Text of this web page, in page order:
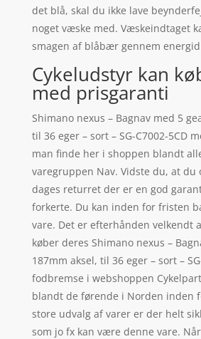
det blå, skal du ikke lave
noget væske med. Væskeindtaget
smagen af blåbær gennem
Cykeludstyr kan
med prisgaranti
Shimano nexus – Bagnav med 5
til 36 eger – sort – SG-C7002-5CD
man finde her i shoppen blandt
varegruppen Nav. Vidste du, at du
dages returret der er en god
forkerte. Du kan inden for fristen
vare. Det er efterhånden velkendt
køber deres Shimano nexus –
187mm aksel, til 36 eger – sort –
fodbremse i webshoppen
blandt de førende i Norden inden
store udvalg af varer er der helt
som jo fx kan være denne vare.